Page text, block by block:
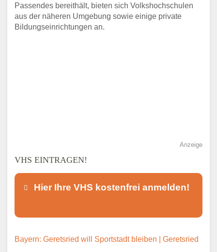
Passendes bereithält, bieten sich Volkshochschulen
aus der näheren Umgebung sowie einige private
Bildungseinrichtungen an.
Anzeige
VHS EINTRAGEN!
Hier Ihre VHS kostenfrei anmelden!
Dieser Teil dient lediglich zur
Bayern: Geretsried will Sportstadt bleiben | Geretsried